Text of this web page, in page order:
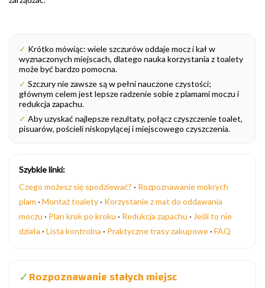
✓ Krótko mówiąc: wiele szczurów oddaje mocz i kał w
wyznaczonych miejscach, dlatego nauka korzystania z toalety
może być bardzo pomocna.
✓ Szczury nie zawsze są w pełni nauczone czystości;
głównym celem jest lepsze radzenie sobie z plamami moczu i
redukcja zapachu.
✓ Aby uzyskać najlepsze rezultaty, połącz czyszczenie toalet,
pisuarów, pościeli niskopylącej i miejscowego czyszczenia.
Szybkie linki:
Czego możesz się spodziewać? · Rozpoznawanie mokrych
plam · Montaż toalety · Korzystanie z mat do oddawania
moczu · Plan krok po kroku · Redukcja zapachu · Jeśli to nie
działa · Lista kontrolna · Praktyczne trasy zakupowe · FAQ
✓Rozpoznawanie stałych miejsc